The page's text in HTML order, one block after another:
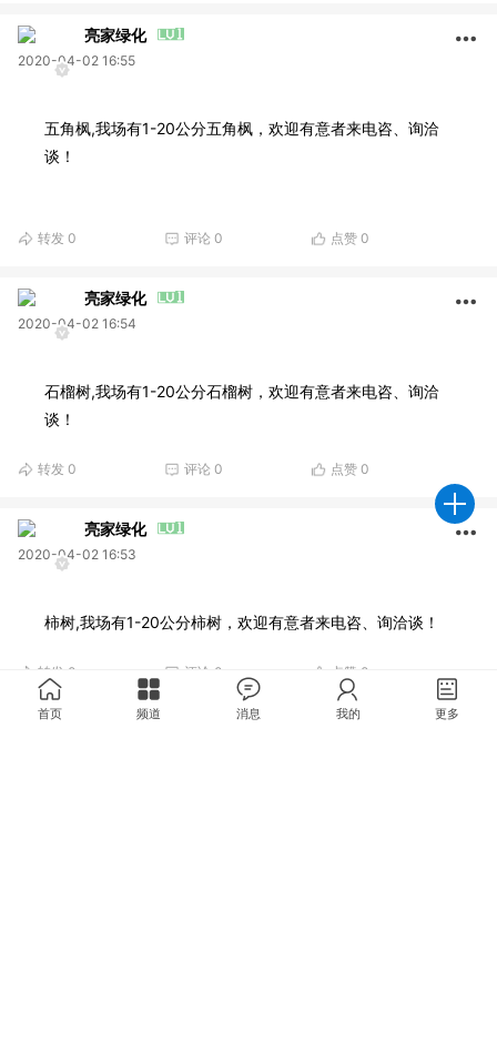
亮家绿化
2020-04-02 16:55
五角枫,我场有1-20公分五角枫，欢迎有意者来电咨、询洽
谈！
转发 0 评论 0 点赞 0
亮家绿化
2020-04-02 16:54
石榴树,我场有1-20公分石榴树，欢迎有意者来电咨、询洽
谈！
转发 0 评论 0 点赞 0
亮家绿化
2020-04-02 16:53
柿树,我场有1-20公分柿树，欢迎有意者来电咨、询洽谈！
转发 0 评论 0 点赞 0
首页 频道 消息 我的 更多